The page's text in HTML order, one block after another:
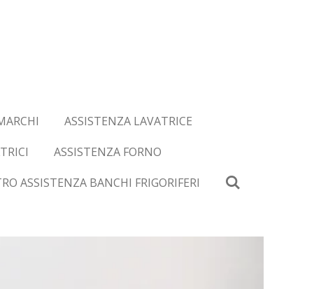
ASSISTENZA LAVATRICE
ASSISTENZA FORNO
ASSISTENZA BANCHI FRIGORIFERI